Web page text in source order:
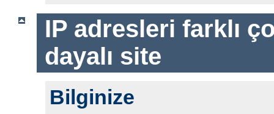
IP adresleri farklı
dayalı site
Bilginize